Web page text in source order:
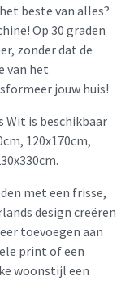
beste van alles?
Op 30 graden
zonder dat de
van het
jouw huis!
Wit is beschikbaar
120x170cm,
met een frisse,
design creëren
toevoegen aan
print of een
woonstijl een